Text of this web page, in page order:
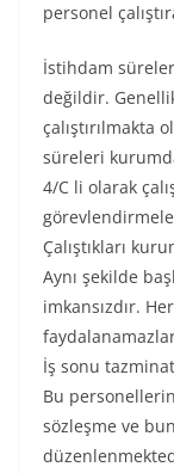
personel
İstihdam
değildir.
çalıştırılmakta
süreleri
4/C li olarak
Çalıştıkları
Aynı şekilde
imkansızdır.
İş sonu
Bu
sözleşme ve